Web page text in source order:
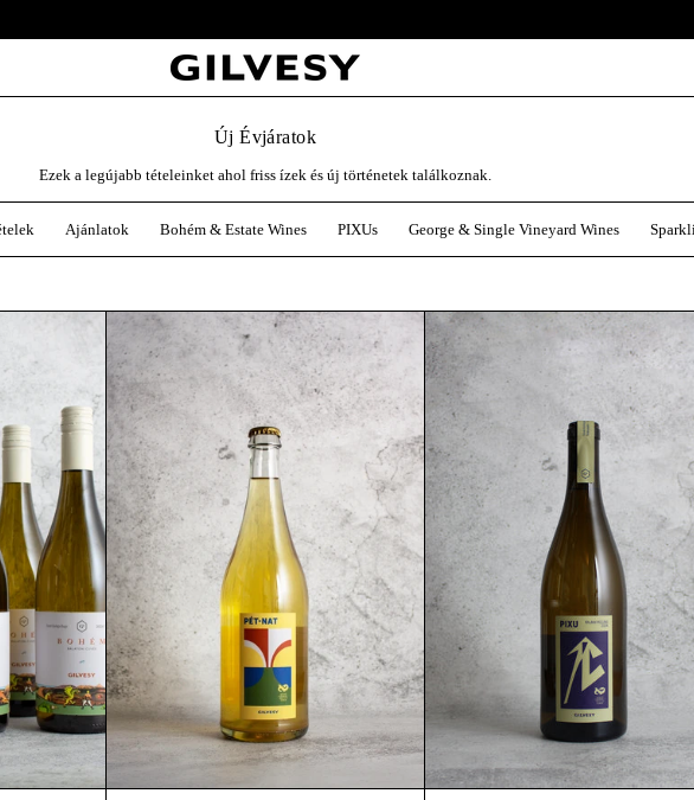
Új Évjáratok
Ezek a legújabb tételeinket ahol friss ízek és új történetek találkoznak.
Ajánlatok Bohém & Estate Wines PIXUs George & Single Vineyard Wines
Csomag
Tatyóba Vele
Pét-Nat 2025 | Bio Pixu Rajnai